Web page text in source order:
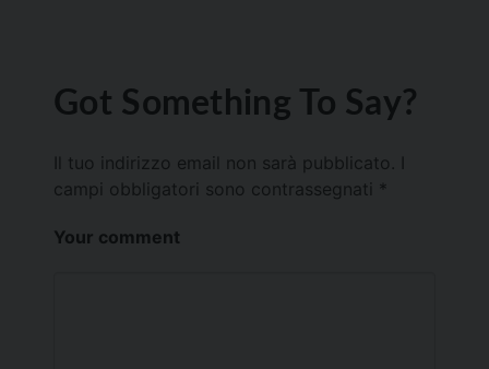
Got Something To Say?
Il tuo indirizzo email non sarà pubblicato.
campi obbligatori sono contrassegnati *
Your comment